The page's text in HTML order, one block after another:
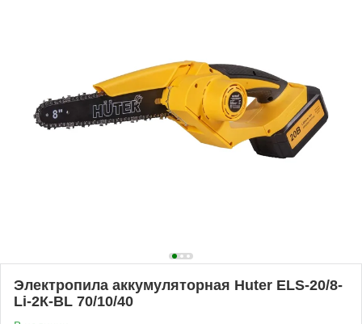
Электропила аккумуляторная Huter ELS-20/8-
Li-2К-BL 70/10/40